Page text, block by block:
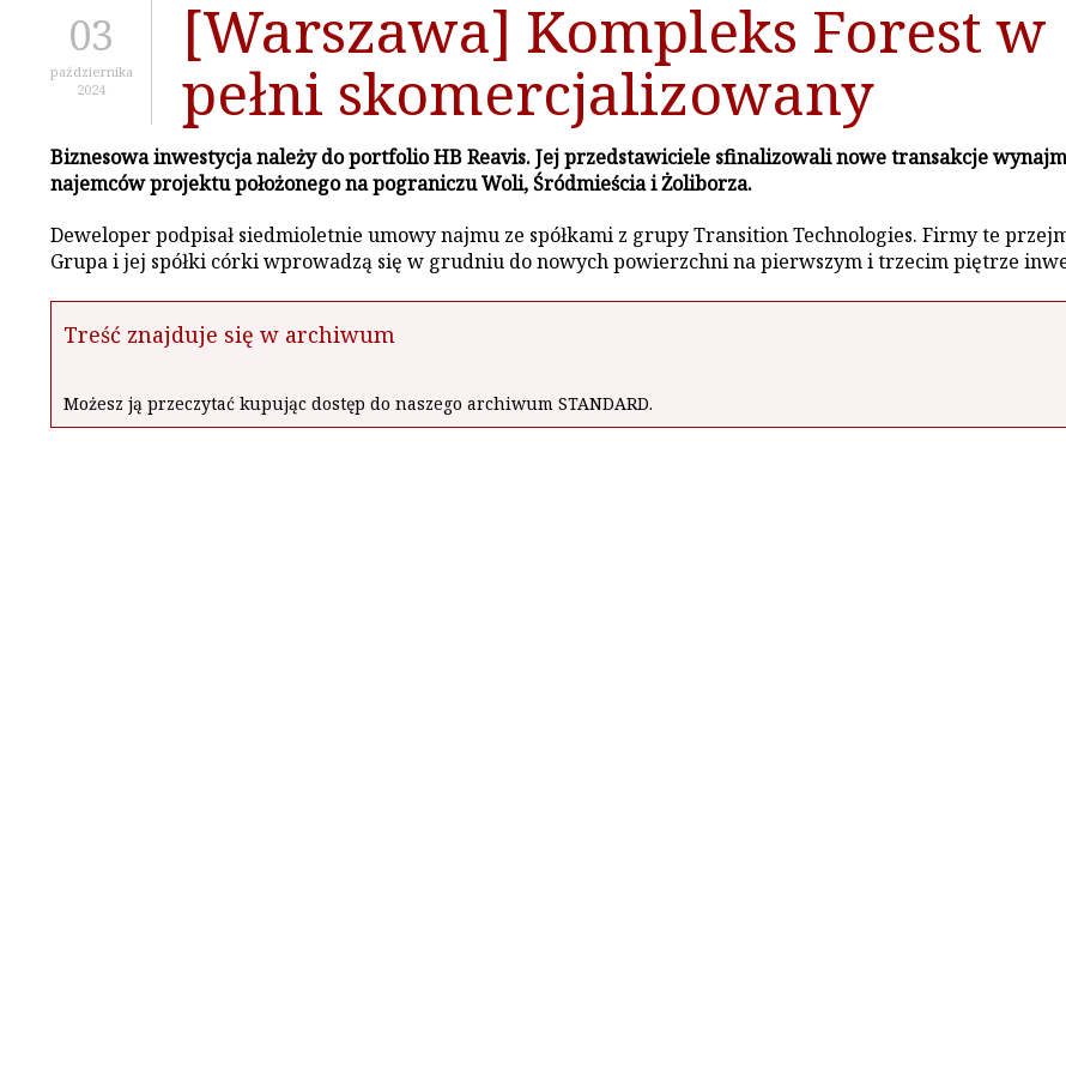
[Warszawa] Kompleks Forest w
pełni skomercjalizowany
03
października
2024
Biznesowa inwestycja należy do portfolio HB Reavis. Jej przedstawiciele sfinalizowali nowe transakcje
najemców projektu położonego na pograniczu Woli, Śródmieścia i Żoliborza.
Deweloper podpisał siedmioletnie umowy najmu ze spółkami z grupy Transition Technologies. Firmy te
Grupa i jej spółki córki wprowadzą się w grudniu do nowych powierzchni na pierwszym i trzecim piętrze
Treść znajduje się w archiwum
Możesz ją przeczytać kupując dostęp do naszego archiwum STANDARD.